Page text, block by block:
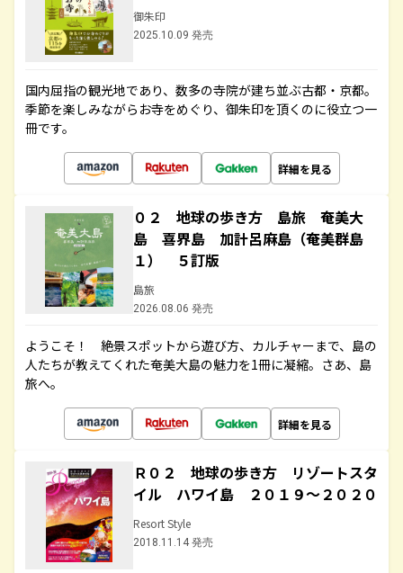
御朱印
2025.10.09 発売
国内屈指の観光地であり、数多の寺院が建ち並ぶ古都・京都。
季節を楽しみながらお寺をめぐり、御朱印を頂くのに役立つ一
冊です。
詳細を見る
０２ 地球の歩き方 島旅 奄美大
島 喜界島 加計呂麻島（奄美群島
１） ５訂版
島旅
2026.08.06 発売
ようこそ！ 絶景スポットから遊び方、カルチャーまで、島の
人たちが教えてくれた奄美大島の魅力を1冊に凝縮。さあ、島
旅へ。
詳細を見る
Ｒ０２ 地球の歩き方 リゾートスタ
イル ハワイ島 ２０１９～２０２０
Resort Style
2018.11.14 発売